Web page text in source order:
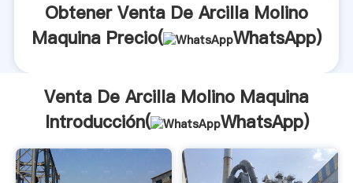
Obtener Venta De Arcilla Molino
Maquina Precio(
WhatsApp)
Venta De Arcilla Molino Maquina
Introducción(
WhatsApp)